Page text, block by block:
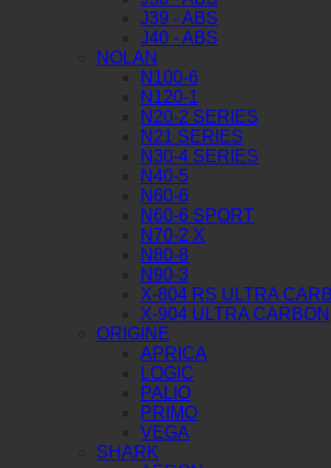
J39 - ABS
J40 - ABS
NOLAN
N100-6
N120-1
N20-2 SERIES
N21 SERIES
N30-4 SERIES
N40-5
N60-6
N60-6 SPORT
N70-2 X
N80-8
N90-3
X-804 RS ULTRA
X-904 ULTRA CARBON
ORIGINE
APRICA
LOGIC
PALIO
PRIMO
VEGA
SHARK